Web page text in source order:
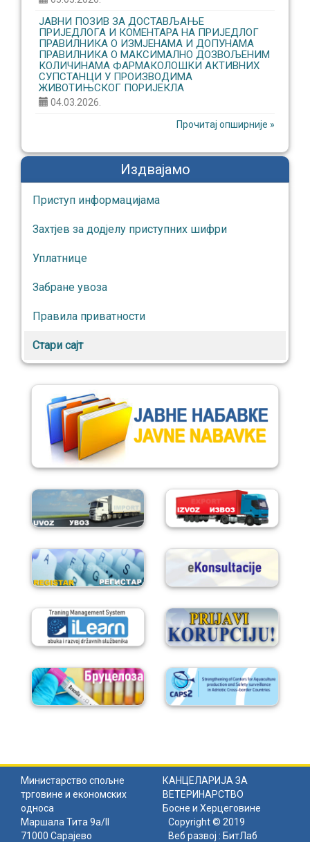
ЈАВНИ ПОЗИВ ЗА ДОСТАВЉАЊЕ
ПРИЈЕДЛОГА И КОМЕНТАРА НА ПРИЈЕДЛОГ
ПРАВИЛНИКА О ИЗМЈЕНАМА И ДОПУНАМА
ПРАВИЛНИКА О МАКСИМАЛНО ДОЗВОЉЕНИМ
КОЛИЧИНАМА ФАРМАКОЛОШКИ АКТИВНИХ
СУПСТАНЦИ У ПРОИЗВОДИМА
ЖИВОТИЊСКОГ ПОРИЈЕКЛА
04.03.2026.
Прочитај опширније »
Издвајамо
Приступ информaцијaмa
Захтјев за додјелу приступних шифри
Уплатнице
Забране увоза
Правила приватности
Стари сајт
Министарство спољне
трговине и економских
односа
КАНЦЕЛАРИЈА ЗА
ВЕТЕРИНАРСТВО
Босне и Херцеговине
Маршала Тита 9а/II
71000 Сарајево
Copyright © 2019
Веб развој : БитЛаб